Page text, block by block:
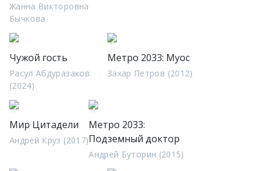
Жанна Викторовна
Бычкова
Чужой гость
Расул Абдуразаков
(2024)
Метро 2033: Муос
Захар Петров (2012)
Мир Цитадели
Андрей Круз (2017)
Метро 2033:
Подземный доктор
Андрей Буторин (2015)